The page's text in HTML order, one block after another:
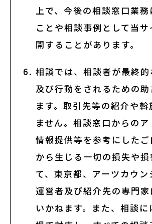
サイトポリシー
よくあるご質問
ウェブアクセシビリティ
発行物
サイトマップ
note YouTube
上で、今後の相談窓口業務
ことや相談事例として当
開することがあります。
相談では、相談者が最終
及び行動をされるための
ます。取引先等の紹介や
ません。相談窓口からの
情報提供等を参考にした
から生じる一切の損失や
て、東京都、アーツカウン
運営者及び紹介先の専門
いかねます。また、相談